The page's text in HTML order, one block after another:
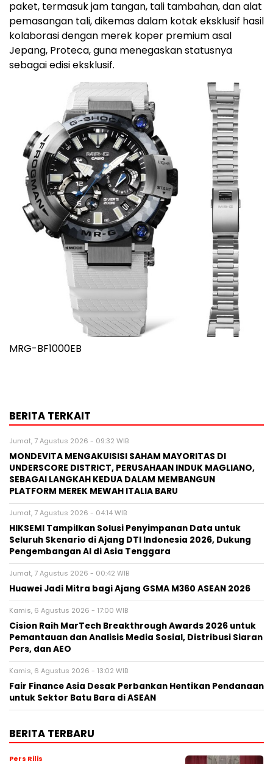
paket, termasuk jam tangan, tali tambahan, dan alat
pemasangan tali, dikemas dalam kotak eksklusif hasil
kolaborasi dengan merek koper premium asal
Jepang, Proteca, guna menegaskan statusnya
sebagai edisi eksklusif.
MRG-BF1000EB
BERITA TERKAIT
Jumat, 7 Agustus 2026 - 09:32 WIB
MONDEVITA MENGAKUISISI SAHAM MAYORITAS DI
UNDERSCORE DISTRICT, PERUSAHAAN INDUK MAGLIANO,
SEBAGAI LANGKAH KEDUA DALAM MEMBANGUN
PLATFORM MEREK MEWAH ITALIA BARU
Jumat, 7 Agustus 2026 - 04:14 WIB
HIKSEMI Tampilkan Solusi Penyimpanan Data untuk
Seluruh Skenario di Ajang DTI Indonesia 2026, Dukung
Pengembangan AI di Asia Tenggara
Jumat, 7 Agustus 2026 - 00:42 WIB
Huawei Jadi Mitra bagi Ajang GSMA M360 ASEAN 2026
Kamis, 6 Agustus 2026 - 17:00 WIB
Cision Raih MarTech Breakthrough Awards 2026 untuk
Pemantauan dan Analisis Media Sosial, Distribusi Siaran
Pers, dan AEO
Kamis, 6 Agustus 2026 - 13:02 WIB
Fair Finance Asia Desak Perbankan Hentikan Pendanaan
untuk Sektor Batu Bara di ASEAN
BERITA TERBARU
Pers Rilis